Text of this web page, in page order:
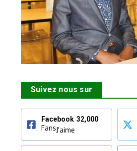
Suivez nous sur
Facebook 32,000
FansJ'aime